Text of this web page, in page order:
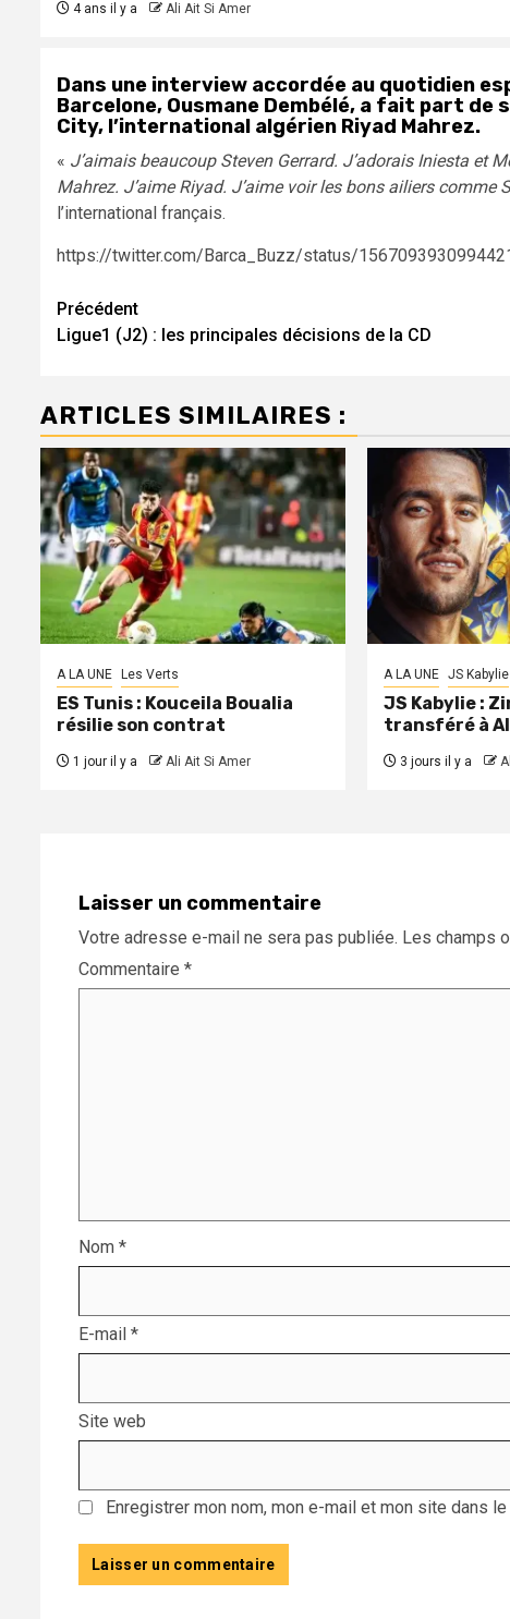
4 ans il y a Ali Ait Si Amer
Dans une interview accordée au quotidien
Barcelone, Ousmane Dembélé, a fait part
City, l’international algérien Riyad Mahrez.
« J’aimais beaucoup Steven Gerrard. J’adorais Iniesta et
Mahrez. J’aime Riyad. J’aime voir les bons ailiers comme
l’international français.
https://twitter.com/Barca_Buzz/status/
Navigation
d’article
Précédent
Ligue1 (J2) : les principales décisions de la CD
ARTICLES SIMILAIRES :
A LA UNE Les Verts
ES Tunis : Kouceila Boualia
résilie son contrat
1 jour il y a Ali Ait Si Amer
A LA UNE JS Kabylie
JS Kabylie :
transféré à
3 jours il y a
Laisser un commentaire
Votre adresse e-mail ne sera pas publiée. Les champs
Commentaire *
Nom *
E-mail *
Site web
Enregistrer mon nom, mon e-mail et mon site dans